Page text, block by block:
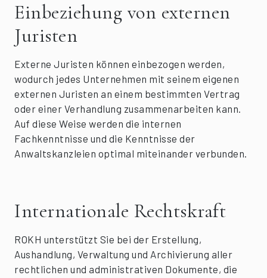
Einbeziehung von externen
Juristen
Externe Juristen können einbezogen werden,
wodurch jedes Unternehmen mit seinem eigenen
externen Juristen an einem bestimmten Vertrag
oder einer Verhandlung zusammenarbeiten kann.
Auf diese Weise werden die internen
Fachkenntnisse und die Kenntnisse der
Anwaltskanzleien optimal miteinander verbunden.
Internationale Rechtskraft
ROKH unterstützt Sie bei der Erstellung,
Aushandlung, Verwaltung und Archivierung aller
rechtlichen und administrativen Dokumente, die